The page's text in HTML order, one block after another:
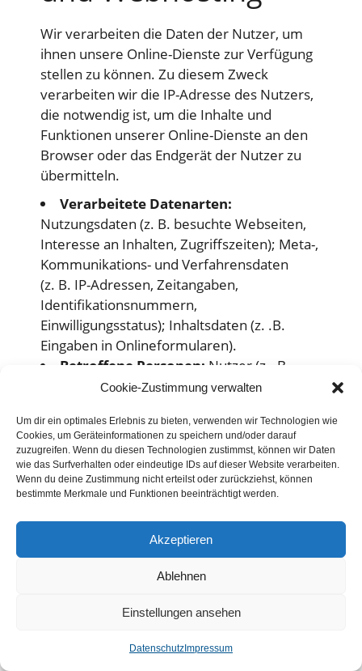
Cookie-Zustimmung verwalten
Um dir ein optimales Erlebnis zu bieten, verwenden wir Technologien wie
Cookies, um Geräteinformationen zu speichern und/oder darauf
zuzugreifen. Wenn du diesen Technologien zustimmst, können wir Daten
wie das Surfverhalten oder eindeutige IDs auf dieser Website verarbeiten.
Wenn du deine Zustimmung nicht erteilst oder zurückziehst, können
bestimmte Merkmale und Funktionen beeinträchtigt werden.
Akzeptieren
Ablehnen
Einstellungen ansehen
Datenschutz Impressum
Wir verarbeiten die Daten der Nutzer, um
ihnen unsere Online-Dienste zur Verfügung
stellen zu können. Zu diesem Zweck
verarbeiten wir die IP-Adresse des Nutzers,
die notwendig ist, um die Inhalte und
Funktionen unserer Online-Dienste an den
Browser oder das Endgerät der Nutzer zu
übermitteln.
Verarbeitete Datenarten:
Nutzungsdaten (z. B. besuchte Webseiten,
Interesse an Inhalten, Zugriffszeiten); Meta-,
Kommunikations- und Verfahrensdaten
(z. B. IP-Adressen, Zeitangaben,
Identifikationsnummern,
Einwilligungsstatus); Inhaltsdaten (z. .B.
Eingaben in Onlineformularen).
Betroffene Personen: Nutzer (z. .B.
Webseitenbesucher, Nutzer von
Zwecke der Verarbeitung:
Bereitstellung unseres Onlineangebotes und
Nutzerfreundlichkeit;
Informationstechnische Infrastruktur
Informationssystemen und technischen
Geräten (Computer, Server etc.).);
Sicherheitsmaßnahmen. Firewall.
Interessen (Art. 6 Abs. 1 S. 1 lit. f) DSGVO).
Weitere Hinweise zu